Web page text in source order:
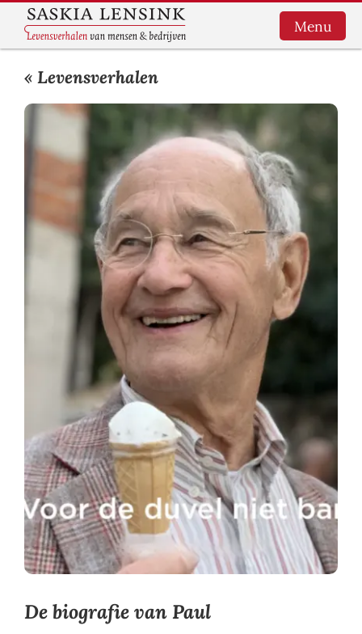
LEVENSVERHALEN
BEDRIJFSBOEKEN
SCHRIJFHULP
OVER MIJ
WORKSHOP
SCHRIJFHOEK
CONTACT
Menu
« Levensverhalen
De biografie van Paul